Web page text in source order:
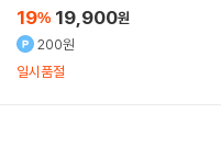
19% 19,900원
200원
일시품절